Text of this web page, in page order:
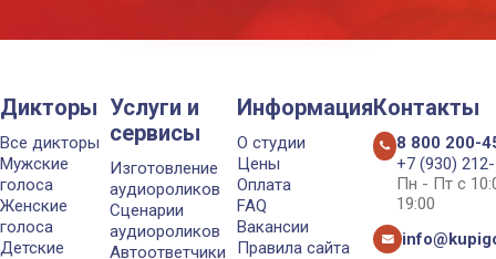
Дикторы
Все дикторы
Мужские
голоса
Женские
голоса
Детские
Услуги и
сервисы
Изготовление
аудиороликов
Сценарии
аудиороликов
Автоответчики
Информация
О студии
Цены
Оплата
FAQ
Вакансии
Правила сайта
Контакты
8 800 200-
+7 (930)
Пн - Пт с
19:00